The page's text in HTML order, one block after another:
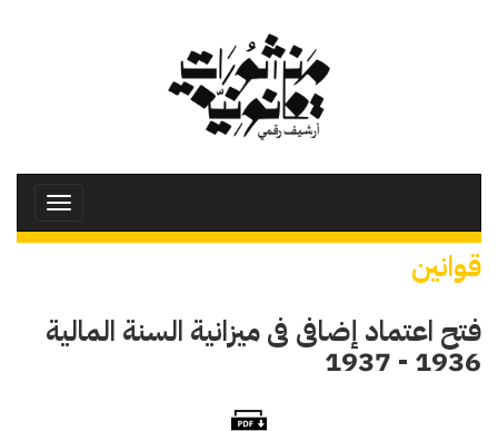
Toggle
قوانين
فتح اعتماد إضافى فى ميزانية السنة المالية
1936 - 1937